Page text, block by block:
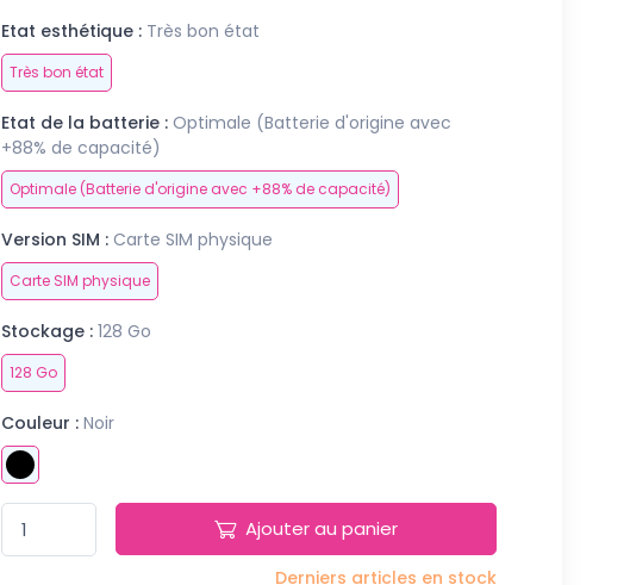
Etat esthétique : Très bon état
Très bon état
Etat de la batterie : Optimale (Batterie d'origine avec
+88% de capacité)
Optimale (Batterie d'origine avec +88% de capacité)
Version SIM : Carte SIM physique
Carte SIM physique
Stockage : 128 Go
128 Go
Couleur : Noir
Ajouter au panier
Derniers articles en stock